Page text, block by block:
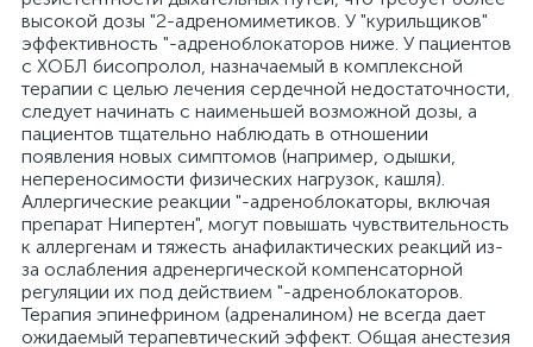
высокой дозы "2-адреномиметиков. У "курильщиков"
эффективность "-адреноблокаторов ниже. У пациентов
с ХОБЛ бисопролол, назначаемый в комплексной
терапии с целью лечения сердечной недостаточности,
следует начинать с наименьшей возможной дозы, а
пациентов тщательно наблюдать в отношении
появления новых симптомов (например, одышки,
непереносимости физических нагрузок, кашля).
Аллергические реакции "-адреноблокаторы, включая
препарат Нипертен", могут повышать чувствительность
к аллергенам и тяжесть анафилактических реакций из-
за ослабления адренергической компенсаторной
регуляции их под действием "-адреноблокаторов.
Терапия эпинефрином (адреналином) не всегда дает
ожидаемый терапевтический эффект. Общая анестезия